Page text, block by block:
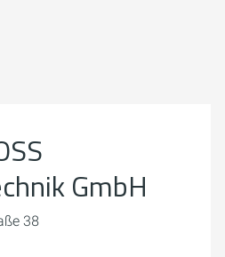
öffnen
GmbH
38